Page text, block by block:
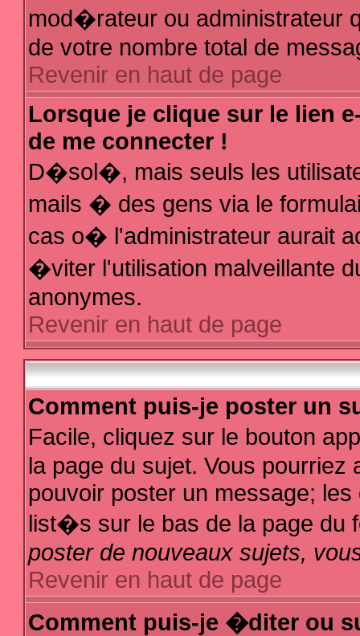
mod�rateur ou administrateur
de votre nombre total de
Revenir en haut de page
Lorsque je clique sur le lien
de me connecter !
D�sol�, mais seuls les
mails � des gens via le
cas o� l'administrateur aurait
�viter l'utilisation malveillante
anonymes.
Revenir en haut de page
Comment puis-je poster un
Facile, cliquez sur le bouton
la page du sujet. Vous
pouvoir poster un message;
list�s sur le bas de la page du
poster de nouveaux sujets,
Revenir en haut de page
Comment puis-je �diter ou